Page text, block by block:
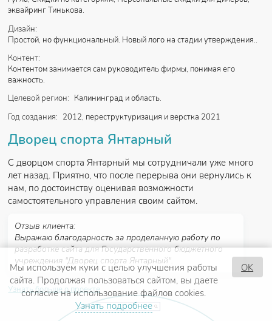
эквайринг Тинькова.
Дизайн:
Простой, но функциональный. Новый лого на стадии утверждения..
Контент:
Контентом занимается сам руководитель фирмы, понимая его
важность.
Целевой регион: Калининград и область.
Год создания: 2012, переструктуризация и верстка 2021
Дворец спорта Янтарный
С дворцом спорта Янтарный мы сотрудничали уже много
лет назад. Приятно, что после перерыва они вернулись к
нам, по достоинству оценивая возможности
самостоятельного управления своим сайтом.
Отзыв клиента:
Выражаю благодарность за проделанную работу по
разработке сайта для Государственного бюджетного
учреждения "Дворец спорта Янтарный".
Узнать больше о проекте
Мы используем куки с целью улучшения работы
сайта. Продолжая пользоваться сайтом, вы даете
согласие на использование файлов cookies.
Узнать подробнее
OK